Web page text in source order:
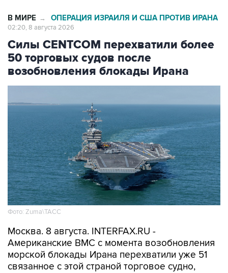
В МИРЕ → ОПЕРАЦИЯ ИЗРАИЛЯ И США ПРОТИВ ИРАНА
02:20, 8 августа 2026
Силы CENTCOM перехватили более
50 торговых судов после
возобновления блокады Ирана
Фото: Zuma\ТАСС
Москва. 8 августа. INTERFAX.RU -
Американские ВМС с момента возобновления
морской блокады Ирана перехватили уже 51
связанное с этой страной торговое судно,